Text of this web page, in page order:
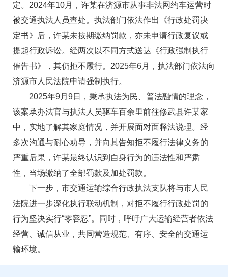
定。2024年10月，许某在济源市从事非法网约车运营时
被交通执法人员查处。执法部门依法作出《行政处罚决
定书》后，许某未按期缴纳罚款，亦未申请行政复议或
提起行政诉讼。经两次以不同方式送达《行政强制执行
催告书》，其仍拒不履行。2025年6月，执法部门依法向
济源市人民法院申请强制执行。
2025年9月9日，秉承执法为民、普法融情的理念，
该案承办法官与执法人员驱车百余里前往修武县许某家
中，实地了解其家庭情况，并开展面对面释法说理。经
多次沟通与耐心劝导，并向其告知拒不履行法律义务的
严重后果，许某最终认识到自身行为的违法性和严肃
性，当场缴纳了全部罚款及加处罚款。
下一步，市交通运输综合行政执法支队将与市人民
法院进一步深化执行联动机制，对拒不履行行政处罚的
行为坚决实行“零容忍”。同时，呼吁广大运输经营者依法
经营、诚信从业，共同营造规范、有序、安全的交通运
输环境。